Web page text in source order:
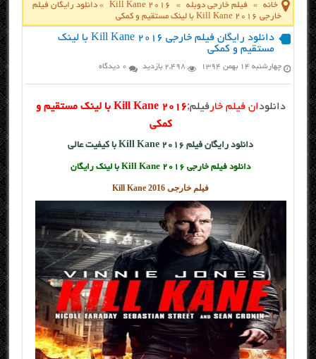
خانه » فیلم خارجی دوبله »
Kill Kane 2016
»دانلود رایگان فیلم
خارجی Kill Kane 2016 با لینک مستقیم و کمکی
دانلود رایگان فیلم خارجی Kill Kane 2016 با لینک
مستقیم و کمکی
چهارشنبه ۱۴ بهمن ۱۳۹۴ 2,498 بازدید 0 دیدگاه
دانلودان فیلم خارفیلم;
Kill Kane 2016 با لینک مستقیم و
کمکی
دانلود رایگان فیلم Kill Kane 2016 با کیفیت عالی
دانلود فیلم خارجی Kill Kane 2016 با لینک رایگان
فیلم خارجی Kill Kane 2016